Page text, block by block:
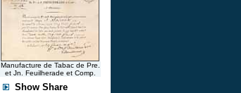
Manufacture de Tabac de Pre.
et Jn. Feuilherade et Comp.
Show Share